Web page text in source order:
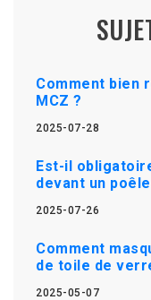
Comment bien
MCZ ?
2025-07-28
Est-il
devant un
2025-07-26
Comment
de toile de
2025-05-07